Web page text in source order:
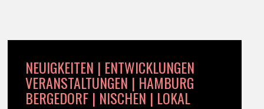
NEUIGKEITEN | ENTWICKLUNGEN
VERANSTALTUNGEN | HAMBURG
BERGEDORF | NISCHEN | LOKAL